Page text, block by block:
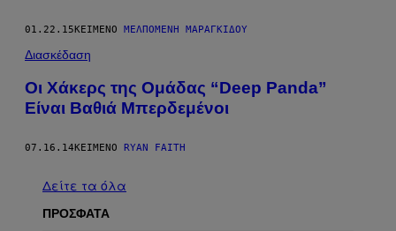
01.22.15ΚΕΊΜΕΝΟ ΜΕΛΠΟΜΈΝΗ ΜΑΡΑΓΚΊΔΟΥ
Διασκέδαση
Οι Χάκερς της Ομάδας “Deep Panda”
Είναι Βαθιά Μπερδεμένοι
07.16.14 ΚΕΊΜΕΝΟ RYAN FAITH
Δείτε τα όλα
ΠΡΟΣΦΑΤΑ